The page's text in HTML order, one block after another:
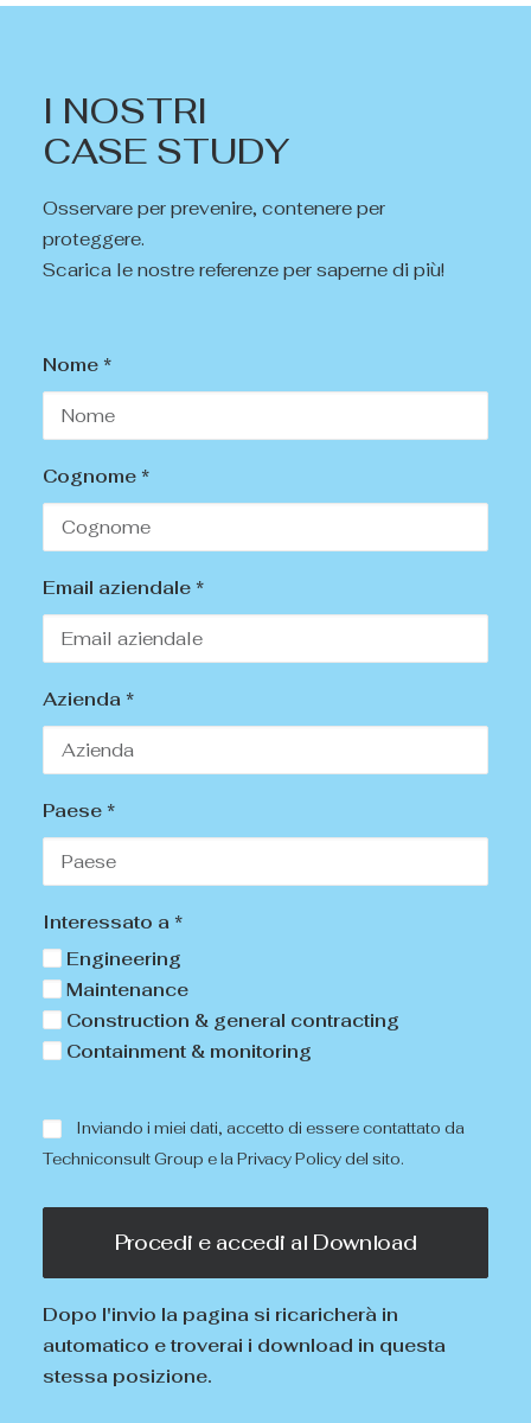
I NOSTRI
CASE STUDY
Osservare per prevenire, contenere per
proteggere.
Scarica le nostre referenze per saperne di più!
Nome *
Cognome *
Email aziendale *
Azienda *
Paese *
Interessato a *
Engineering
Maintenance
Construction & general contracting
Containment & monitoring
Inviando i miei dati, accetto di essere contattato da
Techniconsult Group e laPrivacy Policydel sito.
Dopo l'invio la pagina si ricaricherà in
automatico e troverai i download in questa
stessa posizione.